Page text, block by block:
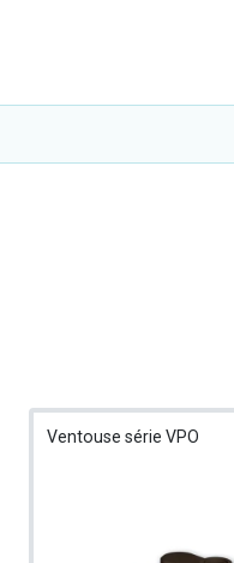
Ventouse série VPO